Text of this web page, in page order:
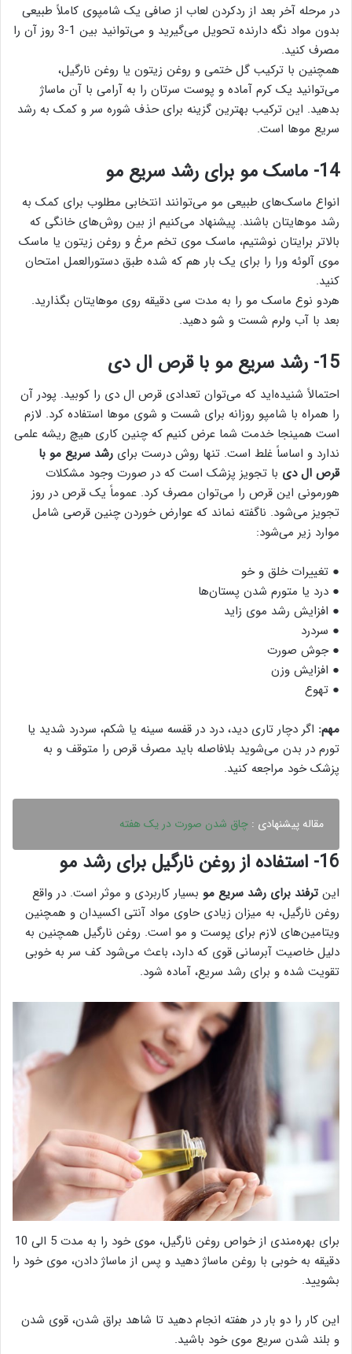
در مرحله آخر بعد از ردکردن لعاب از صافی یک شامپوی کاملاً طبیعی
بدون مواد نگه دارنده تحویل می‌گیرید و می‌توانید بین 1-3 روز آن را
مصرف کنید.
همچنین با ترکیب گل ختمی و روغن زیتون یا روغن نارگیل،
می‌توانید یک کرم آماده و پوست سرتان را به آرامی با آن ماساژ
بدهید. این ترکیب بهترین گزینه برای حذف شوره سر و کمک به رشد
سریع موها است.
14- ماسک مو برای رشد سریع مو
انواع ماسک‌های طبیعی مو می‌توانند انتخابی مطلوب برای کمک به
رشد موهایتان باشند. پیشنهاد می‌کنیم از بین روش‌های خانگی که
بالاتر برایتان نوشتیم، ماسک موی تخم مرغ و روغن زیتون یا ماسک
موی آلوئه ورا را برای یک بار هم که شده طبق دستورالعمل امتحان
کنید.
هردو نوع ماسک مو را به مدت سی دقیقه روی موهایتان بگذارید.
بعد با آب ولرم شست و شو دهید.
15- رشد سریع مو با قرص ال دی
احتمالاً شنیده‌اید که می‌توان تعدادی قرص ال دی را کوبید. پودر آن
را همراه با شامپو روزانه برای شست و شوی موها استفاده کرد. لازم
است همینجا خدمت شما عرض کنیم که چنین کاری هیچ ریشه علمی
ندارد و اساساً غلط است. تنها روش درست برای رشد سریع مو با
قرص ال دی با تجویز پزشک است که در صورت وجود مشکلات
هورمونی این قرص را می‌توان مصرف کرد. عموماً یک قرص در روز
تجویز می‌شود. ناگفته نماند که عوارض خوردن چنین قرصی شامل
موارد زیر می‌شود:
● تغییرات خلق و خو
● درد یا متورم شدن پستان‌ها
● افزایش رشد موی زاید
● سردرد
● جوش صورت
● افزایش وزن
● تهوع
مهم: اگر دچار تاری دید، درد در قفسه سینه یا شکم، سردرد شدید یا
تورم در بدن می‌شوید بلافاصله باید مصرف قرص را متوقف و به
پزشک خود مراجعه کنید.
مقاله پیشنهادی : چاق شدن صورت در یک هفته
16- استفاده از روغن نارگیل برای رشد مو
این ترفند برای رشد سریع مو بسیار کاربردی و موثر است. در واقع
روغن نارگیل، به میزان زیادی حاوی مواد آنتی اکسیدان و همچنین
ویتامین‌های لازم برای پوست و مو است. روغن نارگیل همچنین به
دلیل خاصیت آبرسانی قوی که دارد، باعث می‌شود کف سر به خوبی
تقویت شده و برای رشد سریع، آماده شود.
برای بهره‌مندی از خواص روغن نارگیل، موی خود را به مدت 5 الی 10
دقیقه به خوبی با روغن ماساژ دهید و پس از ماساژ دادن، موی خود را
بشویید.
این کار را دو بار در هفته انجام دهید تا شاهد براق شدن، قوی شدن
و بلند شدن سریع موی خود باشید.